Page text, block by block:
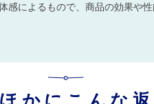
によるもので、商品の効果や性